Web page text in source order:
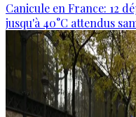
Canicule en France: 12
jusqu'à 40°C attendus